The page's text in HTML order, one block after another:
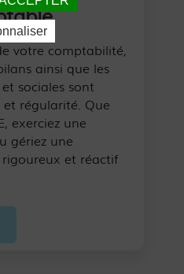
votre comptabilité,
ainsi que les
sociales sont
et régularité. Que
exerciez une
gériez une
et réactif